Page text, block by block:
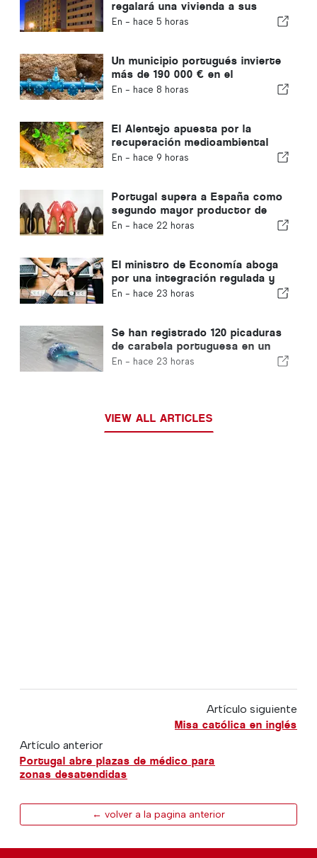
regalará una vivienda a sus
ciudadanos
En - hace 5 horas
Un municipio portugués invierte
más de 190 000 € en el
suministro de agua
En - hace 8 horas
El Alentejo apuesta por la
recuperación medioambiental
con fondos europeos
En - hace 9 horas
Portugal supera a España como
segundo mayor productor de
calzado de Europa
En - hace 22 horas
El ministro de Economía aboga
por una integración regulada y
garantiza una vía rápida para los
En - hace 23 horas
Se han registrado 120 picaduras
de carabela portuguesa en un
solo día
En - hace 23 horas
VIEW ALL ARTICLES
Artículo siguiente
Misa católica en inglés
Artículo anterior
Portugal abre plazas de médico para
zonas desatendidas
← volver a la pagina anterior